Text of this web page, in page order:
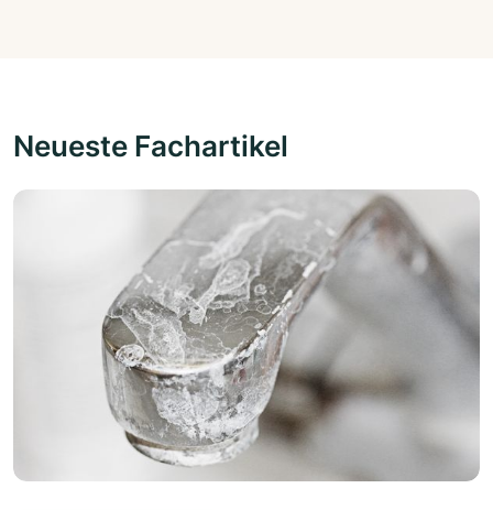
Neueste Fachartikel